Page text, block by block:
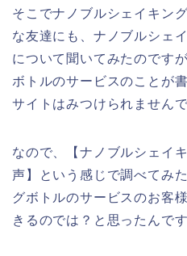
そこでナノブルシェイキン
な友達にも、ナノブルシェ
について聞いてみたのです
ボトルのサービスのことが
サイトはみつけられませんで
なので、【ナノブルシェイ
声】という感じで調べてみ
グボトルのサービスのお客
きるのでは？と思ったんです